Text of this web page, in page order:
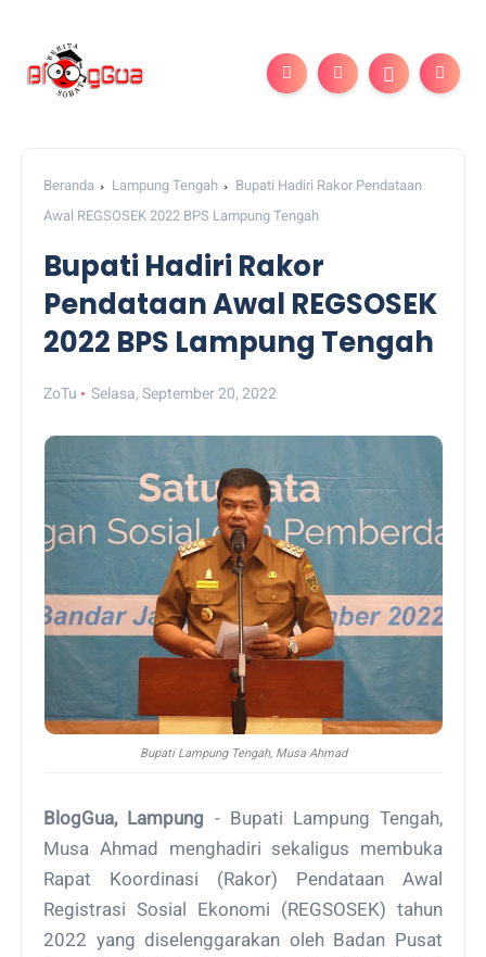
Beranda Lampung Tengah
Bupati Hadiri Rakor Pendataan
Awal REGSOSEK 2022 BPS Lampung Tengah
Bupati Hadiri Rakor
Pendataan Awal REGSOSEK
2022 BPS Lampung Tengah
ZoTu Selasa, September 20, 2022
Bupati Lampung Tengah, Musa Ahmad
BlogGua, Lampung - Bupati Lampung Tengah,
Musa Ahmad menghadiri sekaligus membuka
Rapat Koordinasi (Rakor) Pendataan Awal
Registrasi Sosial Ekonomi (REGSOSEK) tahun
2022 yang diselenggarakan oleh Badan Pusat